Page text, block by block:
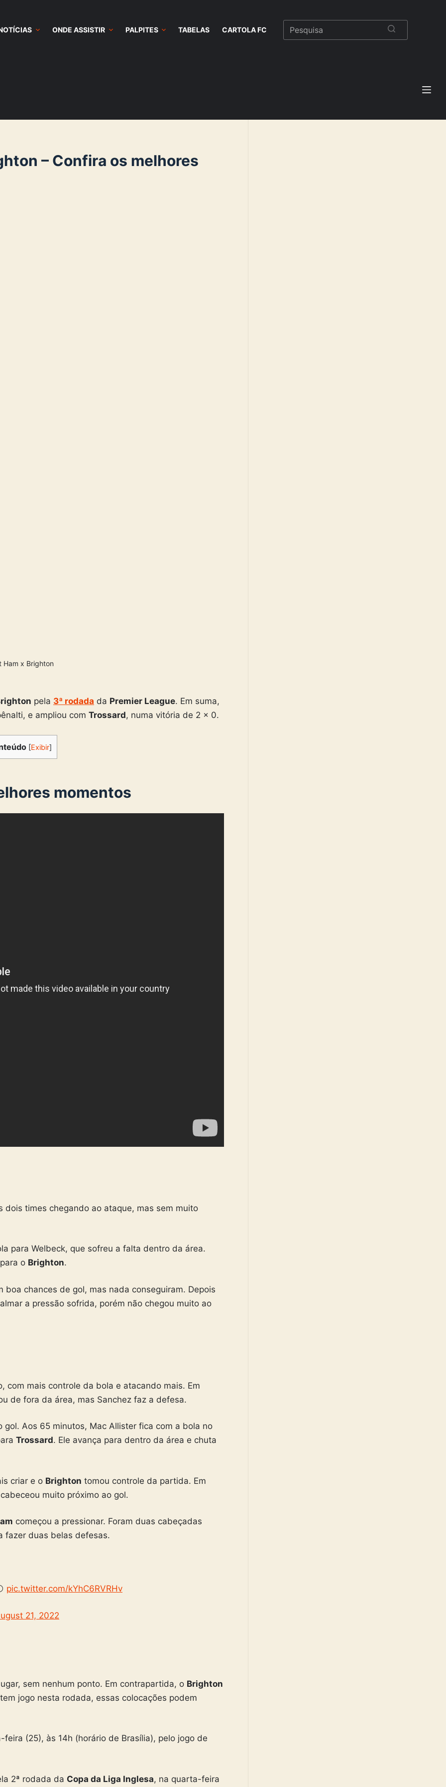
ONDE ASSISTIR PALPITES TABELAS CARTOLA FC
– Confira os melhores
Ham x Brighton
pela 3ª rodada da Premier League. Em suma,
e ampliou com Trossard, numa vitória de 2 x 0.
[Exibir]
momentos
times chegando ao ataque, mas sem muito
para Welbeck, que sofreu a falta dentro da área.
o Brighton.
boa chances de gol, mas nada conseguiram. Depois
a pressão sofrida, porém não chegou muito ao
com mais controle da bola e atacando mais. Em
de fora da área, mas Sanchez faz a defesa.
gol. Aos 65 minutos, Mac Allister fica com a bola no
Trossard. Ele avança para dentro da área e chuta
criar e o Brighton tomou controle da partida. Em
muito próximo ao gol.
começou a pressionar. Foram duas cabeçadas
fazer duas belas defesas.
pic.twitter.com/kYhC6RVRHv
21, 2022
sem nenhum ponto. Em contrapartida, o Brighton
jogo nesta rodada, essas colocações podem
(25), às 14h (horário de Brasília), pelo jogo de
2ª rodada da Copa da Liga Inglesa, na quarta-feira